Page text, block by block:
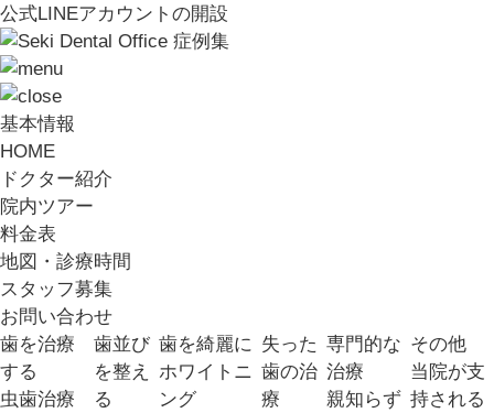
公式LINEアカウントの開設
症例集
基本情報
HOME
ドクター紹介
院内ツアー
料金表
地図・診療時間
スタッフ募集
お問い合わせ
歯を治療
する
虫歯治療
歯並び
を整え
る
歯を綺麗に
ホワイトニ
ング
失った
歯の治
療
専門的な
治療
親知らず
その他
当院が支
持される